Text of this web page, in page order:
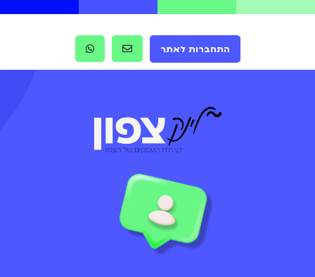
התחברות לאתר